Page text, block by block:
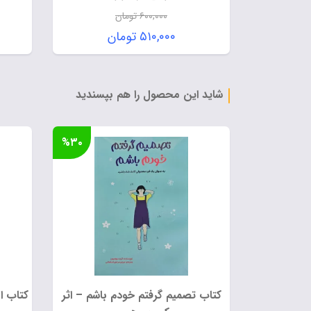
۶۰۰,۰۰۰تومان
قیمت
اصلی:
بود.
۵۱۰,۰۰۰ تومان
قیمت
۵۱۰,۰۰۰ تومان.
شاید این محصول را هم بپسندید
کتاب تصمیم گرفتم خودم باشم – اثر
%۳۰
کتاب